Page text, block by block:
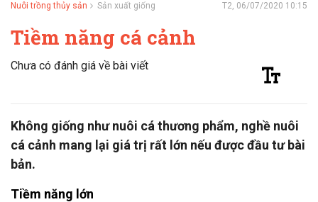
Nuôi trồng thủy sản Sản xuất giống T2, 06/07/2020 10:15
Tiềm năng cá cảnh
Chưa có đánh giá về bài viết
Không giống như nuôi cá thương phẩm, nghề nuôi
cá cảnh mang lại giá trị rất lớn nếu được đầu tư bài
bản.
Tiềm năng lớn